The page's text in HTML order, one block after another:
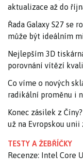
aktualizace až do
Řada Galaxy S27 se
může být ideálním
Nejlepším 3D
porovnání vítězí
Co víme o nových
radikální proměnu i
Konec zásilek z
už na Evropskou
TESTY A ŽEBŘÍČKY
Recenze: Intel Core